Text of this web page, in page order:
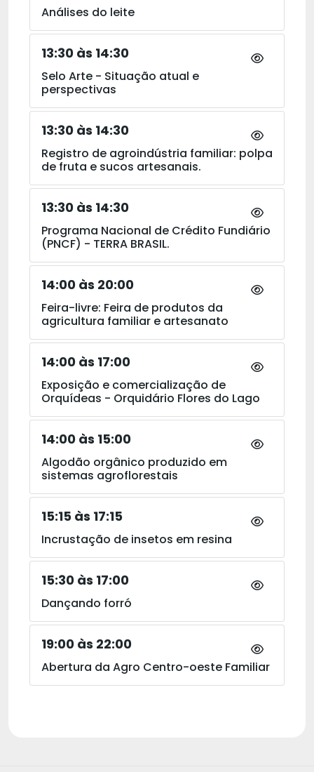
Análises do leite
13:30 às 14:30
Selo Arte - Situação atual e
perspectivas
13:30 às 14:30
Registro de agroindústria familiar: polpa
de fruta e sucos artesanais.
13:30 às 14:30
Programa Nacional de Crédito Fundiário
(PNCF) - TERRA BRASIL.
14:00 às 20:00
Feira-livre: Feira de produtos da
agricultura familiar e artesanato
14:00 às 17:00
Exposição e comercialização de
Orquídeas - Orquidário Flores do Lago
14:00 às 15:00
Algodão orgânico produzido em
sistemas agroflorestais
15:15 às 17:15
Incrustação de insetos em resina
15:30 às 17:00
Dançando forró
19:00 às 22:00
Abertura da Agro Centro-oeste Familiar